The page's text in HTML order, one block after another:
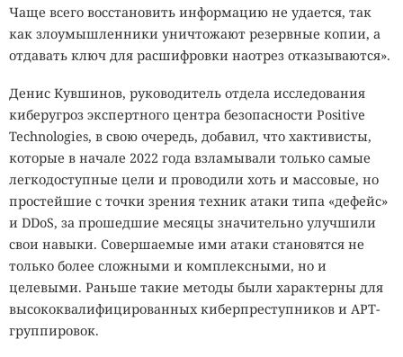
Чаще всего восстановить информацию не удается, так
как злоумышленники уничтожают резервные копии, а
отдавать ключ для расшифровки наотрез отказываются».
Денис Кувшинов, руководитель отдела исследования
киберугроз экспертного центра безопасности Positive
Technologies, в свою очередь, добавил, что хактивисты,
которые в начале 2022 года взламывали только самые
легкодоступные цели и проводили хоть и массовые, но
простейшие с точки зрения техник атаки типа «дефейс»
и DDoS, за прошедшие месяцы значительно улучшили
свои навыки. Совершаемые ими атаки становятся не
только более сложными и комплексными, но и
целевыми. Раньше такие методы были характерны для
высококвалифицированных киберпреступников и APT-
группировок.